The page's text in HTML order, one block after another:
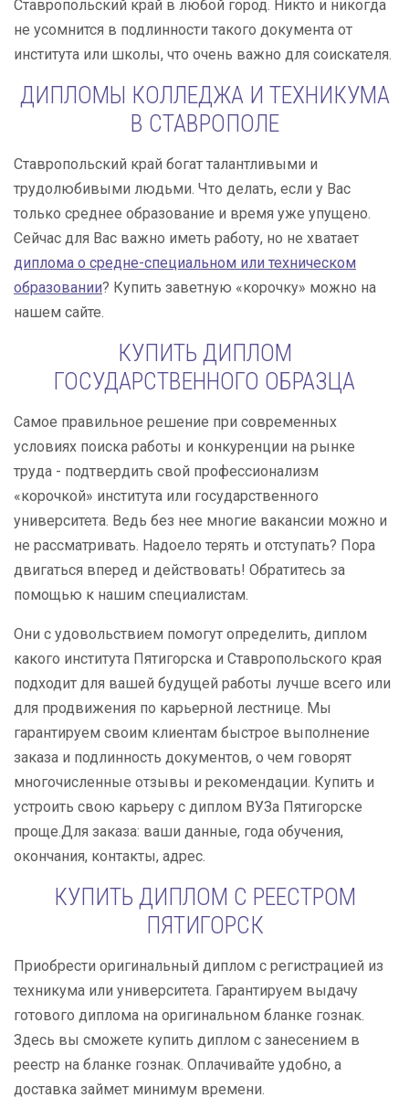
Ставропольский край в любой город. Никто и никогда
не усомнится в подлинности такого документа от
института или школы, что очень важно для соискателя.
ДИПЛОМЫ КОЛЛЕДЖА И ТЕХНИКУМА
В СТАВРОПОЛЕ
Ставропольский край богат талантливыми и
трудолюбивыми людьми. Что делать, если у Вас
только среднее образование и время уже упущено.
Сейчас для Вас важно иметь работу, но не хватает
диплома о средне-специальном или техническом
образовании? Купить заветную «корочку» можно на
нашем сайте.
КУПИТЬ ДИПЛОМ
ГОСУДАРСТВЕННОГО ОБРАЗЦА
Самое правильное решение при современных
условиях поиска работы и конкуренции на рынке
труда - подтвердить свой профессионализм
«корочкой» института или государственного
университета. Ведь без нее многие вакансии можно и
не рассматривать. Надоело терять и отступать? Пора
двигаться вперед и действовать! Обратитесь за
помощью к нашим специалистам.
Они с удовольствием помогут определить, диплом
какого института Пятигорска и Ставропольского края
подходит для вашей будущей работы лучше всего или
для продвижения по карьерной лестнице. Мы
гарантируем своим клиентам быстрое выполнение
заказа и подлинность документов, о чем говорят
многочисленные отзывы и рекомендации. Купить и
устроить свою карьеру с диплом ВУЗа Пятигорске
проще.Для заказа: ваши данные, года обучения,
окончания, контакты, адрес.
КУПИТЬ ДИПЛОМ С РЕЕСТРОМ
ПЯТИГОРСК
Приобрести оригинальный диплом с регистрацией из
техникума или университета. Гарантируем выдачу
готового диплома на оригинальном бланке гознак.
Здесь вы сможете купить диплом с занесением в
реестр на бланке гознак. Оплачивайте удобно, а
доставка займет минимум времени.